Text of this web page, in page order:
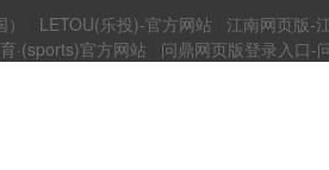
LETOU(乐投)-官方网站
江南网页版-
·(sports)官方网站 问鼎网页版登录入口-